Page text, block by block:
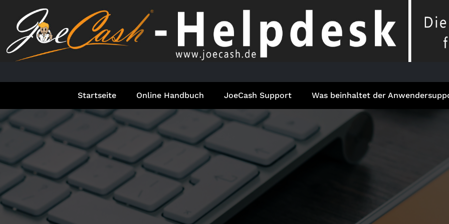
Inhalt
Startseite Online Handbuch JoeCash Support Was beinhaltet der